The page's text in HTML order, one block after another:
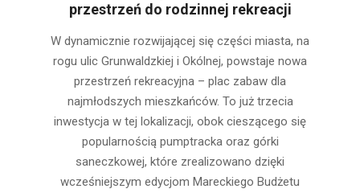
przestrzeń do rodzinnej rekreacji
10-
10
W dynamicznie rozwijającej się części miasta, na
rogu ulic Grunwaldzkiej i Okólnej, powstaje nowa
przestrzeń rekreacyjna – plac zabaw dla
najmłodszych mieszkańców. To już trzecia
inwestycja w tej lokalizacji, obok cieszącego się
popularnością pumptracka oraz górki
saneczkowej, które zrealizowano dzięki
wcześniejszym edycjom Mareckiego Budżetu